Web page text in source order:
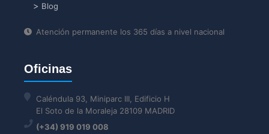
Blog
Atención permanente los 365 días a nivel nacional
Oficinas
Caléndula 93, Miniparc III, Edificio H
El Soto de la Moraleja 28109 MADRID
(+34) 919 019 008